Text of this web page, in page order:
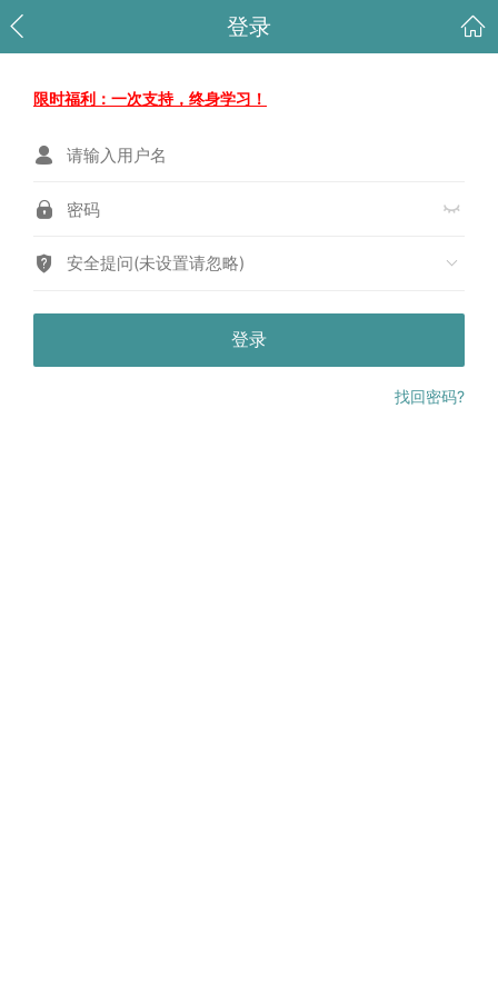
登录
限时福利：一次支持，终身学习！
安全提问(未设置请忽略)
登录
找回密码?